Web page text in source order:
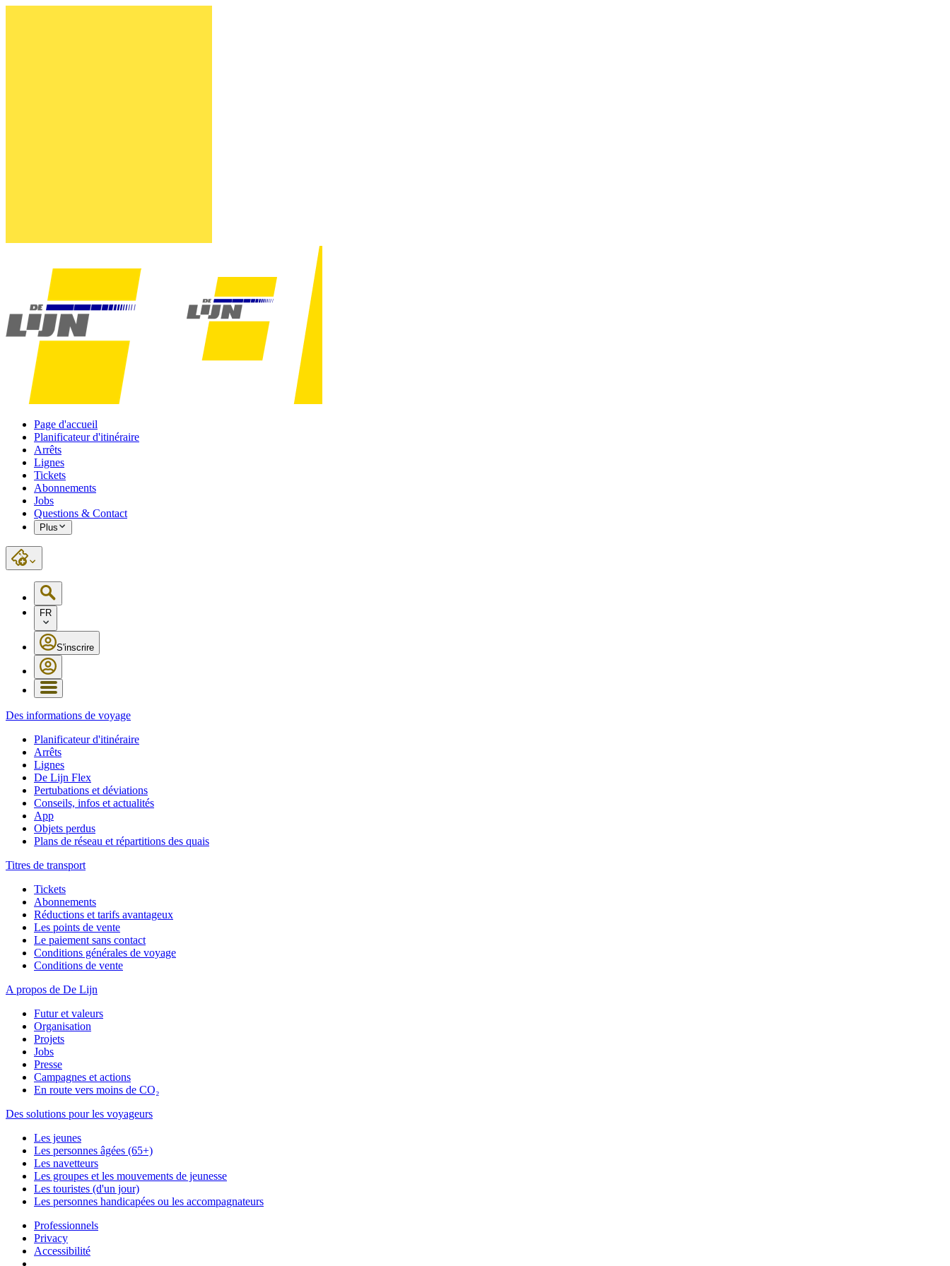
Page d'accueil
Planificateur d'itinéraire
Arrêts
Lignes
Tickets
Abonnements
Jobs
Questions & Contact
Plus
FR
S'inscrire
Des informations de voyage
Planificateur d'itinéraire
Arrêts
Lignes
De Lijn Flex
Pertubations et déviations
Conseils, infos et actualités
App
Objets perdus
Plans de réseau et répartitions des quais
Titres de transport
Tickets
Abonnements
Réductions et tarifs avantageux
Les points de vente
Le paiement sans contact
Conditions générales de voyage
Conditions de vente
A propos de De Lijn
Futur et valeurs
Organisation
Projets
Jobs
Presse
Campagnes et actions
En route vers moins de CO₂
Des solutions pour les voyageurs
Les jeunes
Les personnes âgées (65+)
Les navetteurs
Les groupes et les mouvements de jeunesse
Les touristes (d'un jour)
Les personnes handicapées ou les accompagnateurs
Professionnels
Privacy
Accessibilité